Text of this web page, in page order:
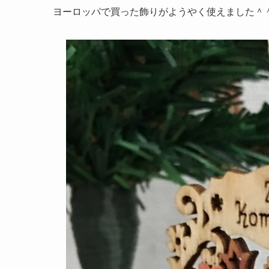
ヨーロッパで買った飾りがようやく使えました＾